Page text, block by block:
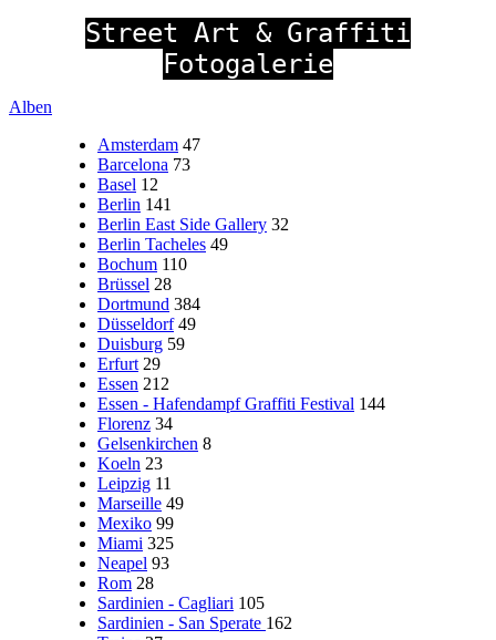
Street Art & Graffiti
Fotogalerie
Alben
Amsterdam 47
Barcelona 73
Basel 12
Berlin 141
Berlin East Side Gallery 32
Berlin Tacheles 49
Bochum 110
Brüssel 28
Dortmund 384
Düsseldorf 49
Duisburg 59
Erfurt 29
Essen 212
Essen - Hafendampf Graffiti Festival 144
Florenz 34
Gelsenkirchen 8
Koeln 23
Leipzig 11
Marseille 49
Mexiko 99
Miami 325
Neapel 93
Rom 28
Sardinien - Cagliari 105
Sardinien - San Sperate 162